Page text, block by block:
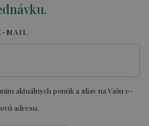
MAIL
aktuálnych ponúk a zliav na Vašu e-
adresu.